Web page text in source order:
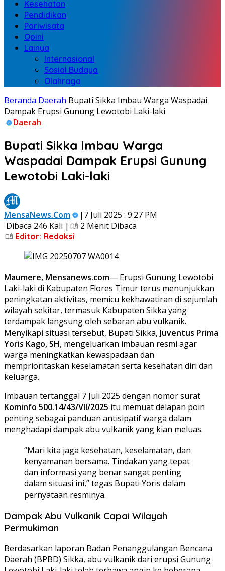
Kesehatan
Pendidikan
Pariwisata
Opini
Lainya
Internasional
Sosial Budaya
Olahraga
Beranda Daerah Bupati Sikka Imbau Warga Waspadai
Dampak Erupsi Gunung Lewotobi Laki-laki
Daerah
Bupati Sikka Imbau Warga
Waspadai Dampak Erupsi Gunung
Lewotobi Laki-laki
MensaNews.Com
|7 Juli 2025 : 9:27 PM
Dibaca 246 Kali |
2 Menit Dibaca
Editor: Redaksi
Maumere, Mensanews.com— Erupsi Gunung Lewotobi
Laki-laki di Kabupaten Flores Timur terus menunjukkan
peningkatan aktivitas, memicu kekhawatiran di sejumlah
wilayah sekitar, termasuk Kabupaten Sikka yang
terdampak langsung oleh sebaran abu vulkanik.
Menyikapi situasi tersebut, Bupati Sikka, Juventus Prima
Yoris Kago, SH, mengeluarkan imbauan resmi agar
warga meningkatkan kewaspadaan dan
memprioritaskan keselamatan serta kesehatan diri dan
keluarga.
Imbauan tertanggal 7 Juli 2025 dengan nomor surat
Kominfo 500.14/43/VII/2025 itu memuat delapan poin
penting sebagai panduan antisipatif warga dalam
menghadapi dampak abu vulkanik yang kian meluas.
“Mari kita jaga kesehatan, keselamatan, dan
kenyamanan bersama. Tindakan yang tepat
dan informasi yang benar sangat penting
dalam situasi ini,” tegas Bupati Yoris dalam
pernyataan resminya.
Dampak Abu Vulkanik Capai Wilayah
Permukiman
Berdasarkan laporan Badan Penanggulangan Bencana
Daerah (BPBD) Sikka, abu vulkanik dari erupsi Gunung